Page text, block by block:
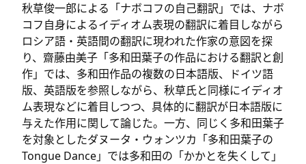
秋草俊一郎による「ナボコフの自己翻訳」では、ナボ
コフ自身によるイディオム表現の翻訳に着目しながら
ロシア語・英語間の翻訳に現われた作家の意図を探
り、齋藤由美子「多和田葉子の作品における翻訳と創
作」では、多和田作品の複数の日本語版、ドイツ語
版、英語版を参照しながら、秋草氏と同様にイディオ
ム表現などに着目しつつ、具体的に翻訳が日本語版に
与えた作用に関して論じた。一方、同じく多和田葉子
を対象としたダヌータ・ウォンツカ「多和田葉子の
Tongue Dance」では多和田の「かかとを失くして」